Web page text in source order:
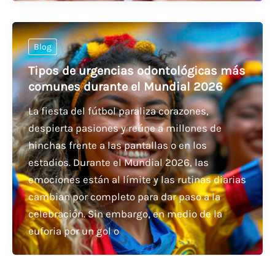
Blog
Tipos de urgencias odontológicas más
comunes durante el Mundial 2026
La fiesta del fútbol paraliza corazones,
despierta pasiones y reúne a millones de
hinchas frente a las pantallas o en los
estadios. Durante el Mundial 2026, las
emociones están al límite y las rutinas diarias
cambian por completo para dar paso a la
celebración. Sin embargo, en medio de la
euforia por un gol o